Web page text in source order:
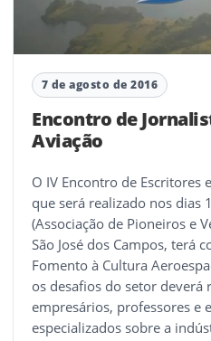
7 de agosto de 2016
Encontro de
Aviação
O IV Encontro de Escritores
que será realizado nos dias
(Associação de Pioneiros e
São José dos Campos, terá
Fomento à Cultura
os desafios do setor deverá
empresários, professores e
especializados sobre a